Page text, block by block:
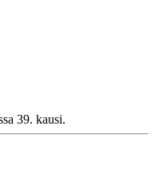
39. kausi.